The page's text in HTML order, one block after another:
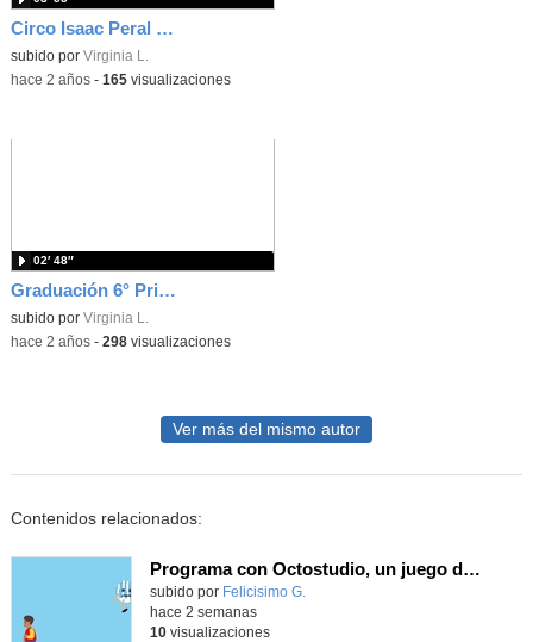
Circo Isaac Peral 2024__parte 1
subido por Virginia L.
-hace 2 años- 165visualizaciones
Graduación 6° Primaria. CEIP ISAAC PERAL. 23-24
subido por Virginia L.
02′ 48″
-hace 2 años- 298visualizaciones
Ver más del mismo autor
Contenidos relacionados:
Programa con Octostudio, un juego de 4 personajes ganando la copa del mundo saltando y esquivando rivales.
Contenido educativo.
subido por Felicisimo G.
hace 2 semanas
10visualizaciones